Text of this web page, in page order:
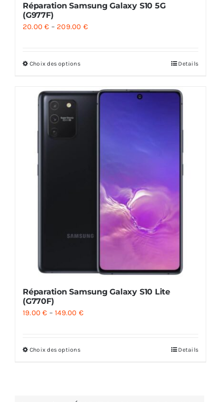
Réparation Samsung Galaxy S10 5G
(G977F)
20.00€ – 209.00 €
Choix des options Details
Réparation Samsung Galaxy S10 Lite
(G770F)
19.00€ –149.00 €
Choix des options Details